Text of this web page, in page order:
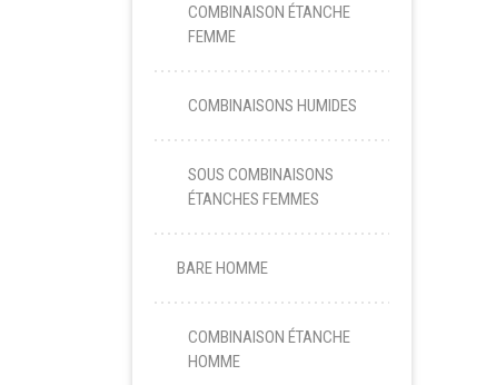
COMBINAISON ÉTANCHE
FEMME
COMBINAISONS HUMIDES
SOUS COMBINAISONS
ÉTANCHES FEMMES
BARE HOMME
COMBINAISON ÉTANCHE
HOMME